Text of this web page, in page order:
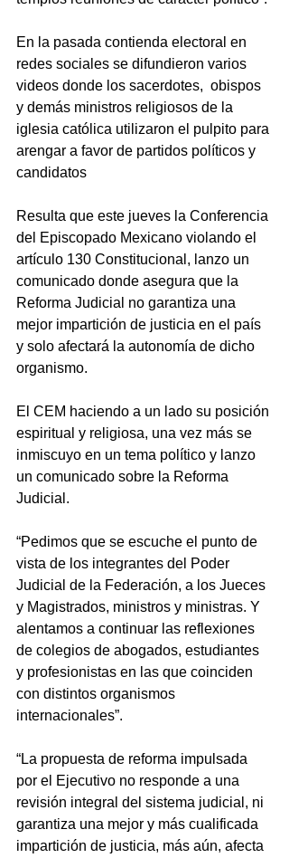
En la pasada contienda electoral en
redes sociales se difundieron varios
videos donde los sacerdotes,  obispos
y demás ministros religiosos de la
iglesia católica utilizaron el pulpito para
arengar a favor de partidos políticos y
candidatos
Resulta que este jueves la Conferencia
del Episcopado Mexicano violando el
artículo 130 Constitucional, lanzo un
comunicado donde asegura que la
Reforma Judicial no garantiza una
mejor impartición de justicia en el país
y solo afectará la autonomía de dicho
organismo.
El CEM haciendo a un lado su posición
espiritual y religiosa, una vez más se
inmiscuyo en un tema político y lanzo
un comunicado sobre la Reforma
Judicial.
“Pedimos que se escuche el punto de
vista de los integrantes del Poder
Judicial de la Federación, a los Jueces
y Magistrados, ministros y ministras. Y
alentamos a continuar las reflexiones
de colegios de abogados, estudiantes
y profesionistas en las que coinciden
con distintos organismos
internacionales”.
“La propuesta de reforma impulsada
por el Ejecutivo no responde a una
revisión integral del sistema judicial, ni
garantiza una mejor y más cualificada
impartición de justicia, más aún, afecta